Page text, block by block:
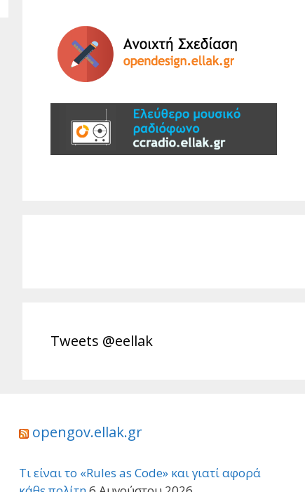
Tweets @eellak
opengov.ellak.gr
Τι είναι το «Rules as Code» και γιατί αφορά